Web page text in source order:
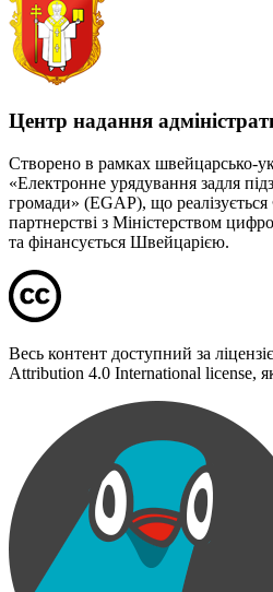
Центр надання
Створено в рамках швейцарсько-
«Електронне урядування задля
громади» (EGAP), що
партнерстві з Міністерством
та фінансується Швейцарією.
Весь контент доступний за
Attribution 4.0 International license,